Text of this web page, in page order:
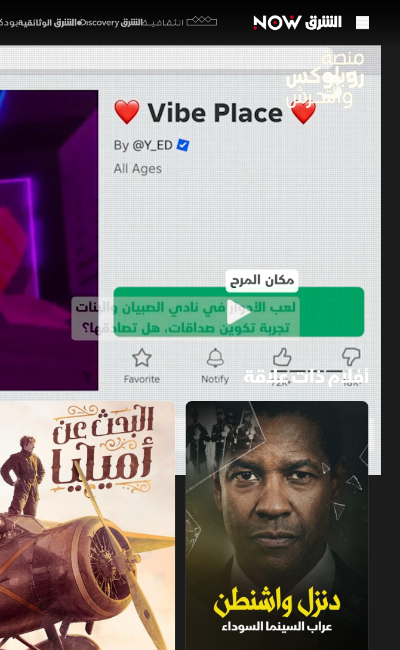
الثقافية
‫وتحاول
‫أو منعهم 1x auto
منصة روبلوكس
20:48
تخفي منصات التواصل الاجتماعي
تحديات في حمايتهم من المحتوى غير
تفاعلات افتراضية إلى مخاطر حقيقية
لاستدراج الأطفال من قبل متحرشين..
أفلام منوعة
أفلام ذات علاقة
دنزل واشنطن.. عراب السينما السوداء البحث عن أميليا